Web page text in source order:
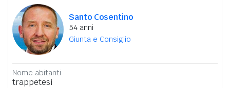
Santo Cosentino
54 anni
Giunta e Consiglio
Nome abitanti
trappetesi